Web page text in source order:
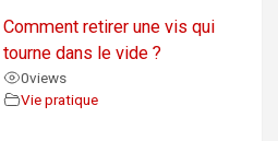
Comment retirer une vis qui
tourne dans le vide ?
0views
Vie pratique